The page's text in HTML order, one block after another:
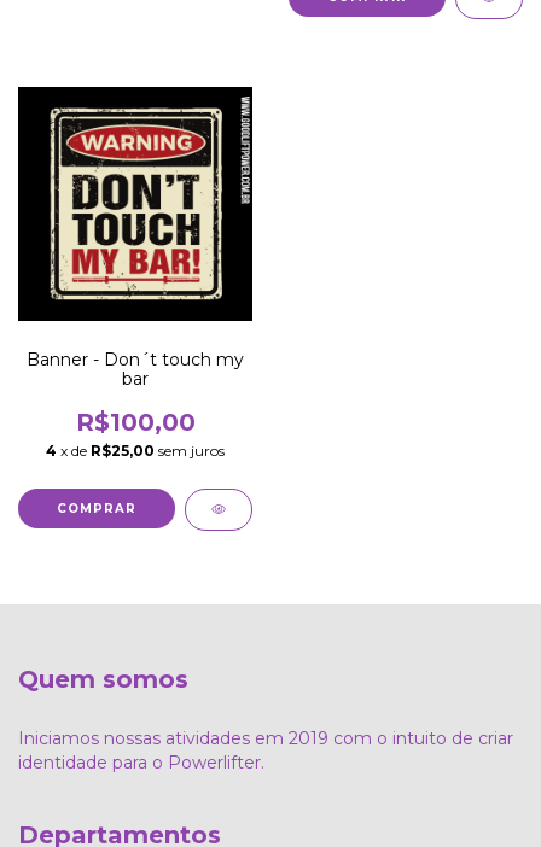
Banner - Don´t touch my
bar
R$100,00
4 x de R$25,00 sem juros
Quem somos
Iniciamos nossas atividades em 2019 com o intuito de criar
identidade para o Powerlifter.
Departamentos